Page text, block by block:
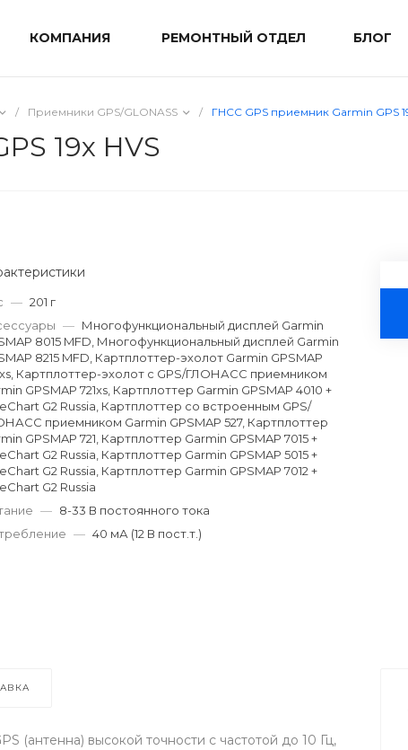
КОМПАНИЯ РЕМОНТНЫЙ ОТДЕЛ БЛОГ
/ Приемники GPS/GLONASS / ГНСС GPS приемник Garmin GPS
19x HVS
— 201 г
— Многофункциональный дисплей Garmin
8015 MFD, Многофункциональный дисплей Garmin
8215 MFD, Картплоттер-эхолот Garmin GPSMAP
Картплоттер-эхолот с GPS/ГЛОНАСС приемником
GPSMAP 721xs, Картплоттер Garmin GPSMAP 4010 +
G2 Russia, Картплоттер со встроенным GPS/
приемником Garmin GPSMAP 527, Картплоттер
GPSMAP 721, Картплоттер Garmin GPSMAP 7015 +
G2 Russia, Картплоттер Garmin GPSMAP 5015 +
G2 Russia, Картплоттер Garmin GPSMAP 7012 +
G2 Russia
— 8-33 В постоянного тока
— 40 мА (12 В пост.т.)
(антенна) высокой точности с частотой до 10 Гц,